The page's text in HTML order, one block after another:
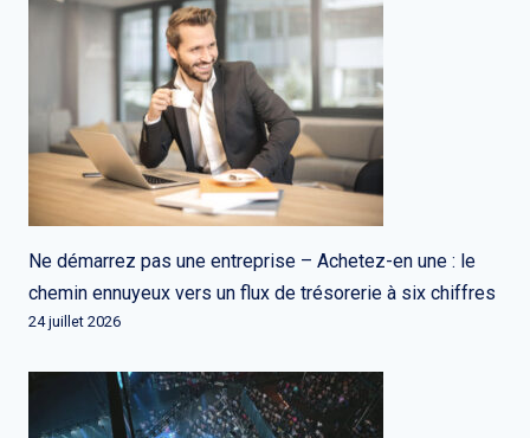
Ne démarrez pas une entreprise – Achetez-en une : le
chemin ennuyeux vers un flux de trésorerie à six chiffres
24 juillet 2026